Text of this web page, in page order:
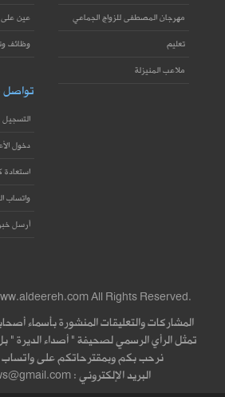
مهرجان المصطفى للزواج الجماعي
تعليم
ملاعب المنيزلة
عين على
وظائف
تواصل
التسجيل
دخول
استعادة
واتساب
أرسل
All Rights Reserved.
المشاركات والتعليقات المنشورة بأسماء
تمثل الرأي الرسمي لصحيفة " أصداء الديرة "
نرحب بكم وبمقترحاتكم على واتساب :
البريد الإلكتروني : deereh.news@gmail.com